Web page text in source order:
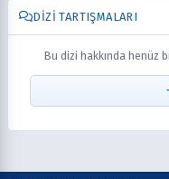
DIZI TARTIŞMALARI
Bu dizi hakkında henüz